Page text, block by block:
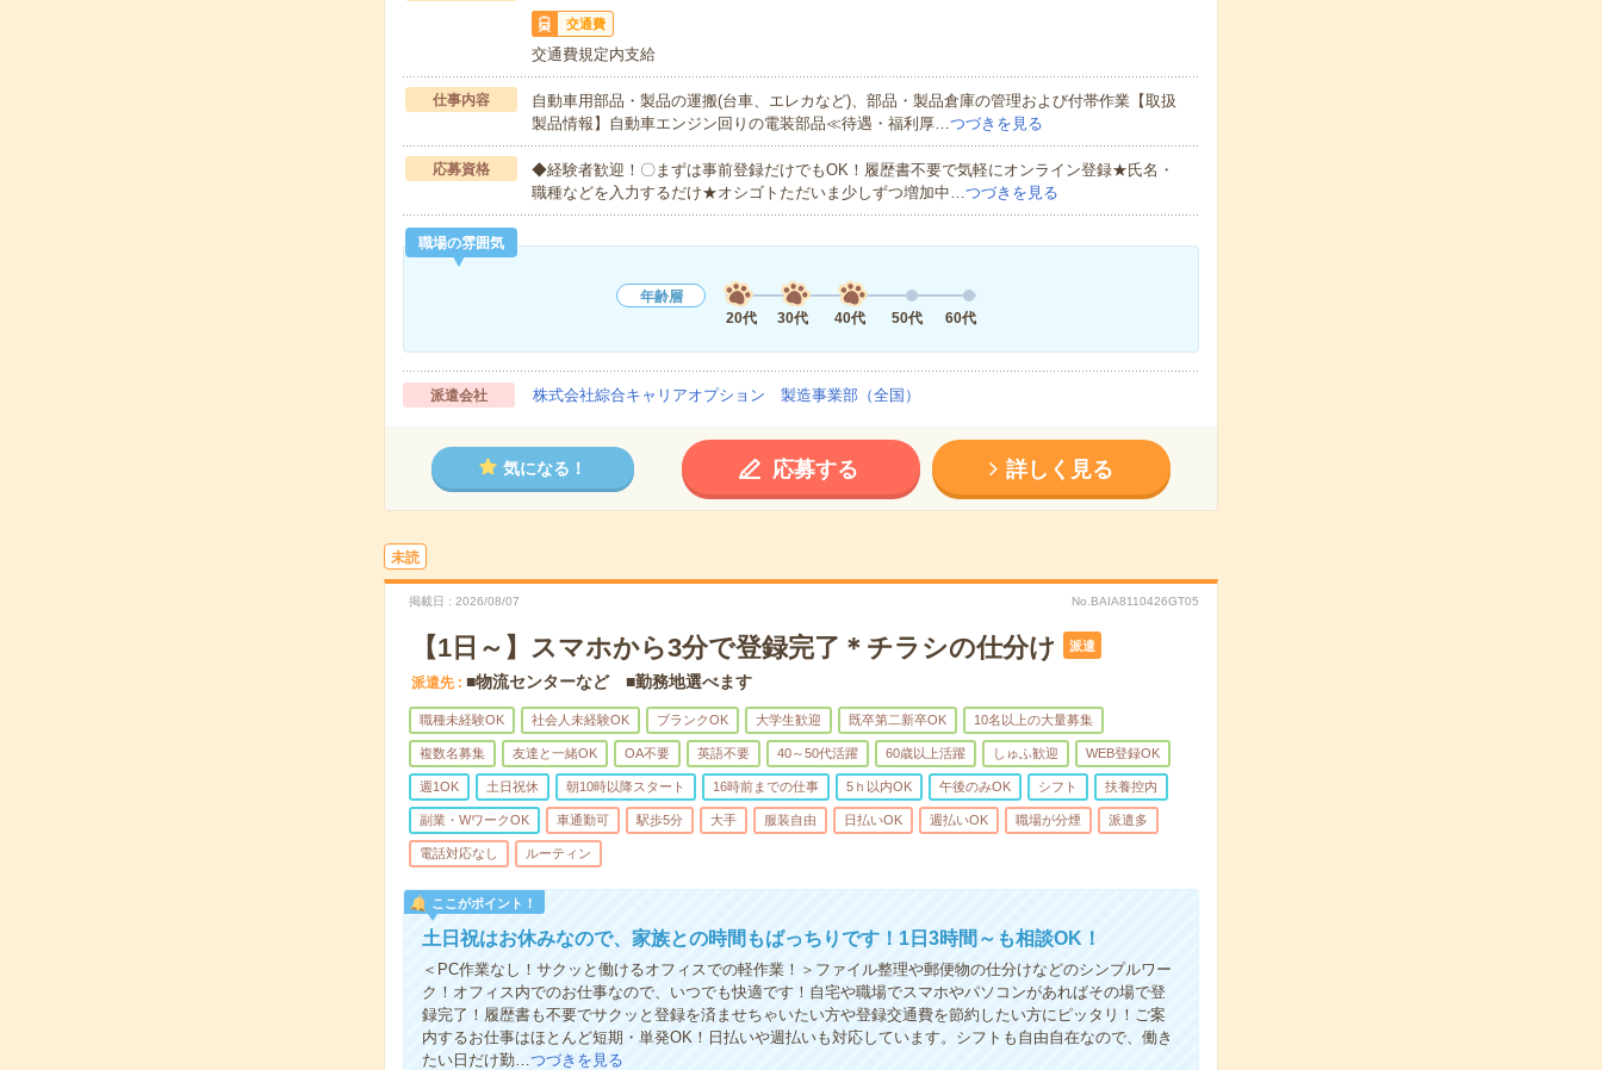
交通費
交通費規定内支給
仕事内容
自動車用部品・製品の運搬(台車、エレカなど)、部品・製品倉庫の管理および付帯作業【取扱
製品情報】自動車エンジン回りの電装部品≪待遇・福利厚…つづきを見る
応募資格
◆経験者歓迎！〇まずは事前登録だけでもOK！履歴書不要で気軽にオンライン登録★氏名・
職種などを入力するだけ★オシゴトただいま少しずつ増加中…つづきを見る
職場の雰囲気
年齢層
20代
30代 40代 50代 60代
派遣会社 株式会社綜合キャリアオプション 製造事業部（全国）
気になる！ 応募する 詳しく見る
未読
掲載日 2026/08/07 No.BAIA8110426GT05
【1日～】スマホから3分で登録完了＊チラシの仕分け 派遣
派遣先 ■物流センターなど ■勤務地選べます
職種未経験OK 社会人未経験OK ブランクOK 大学生歓迎 既卒第二新卒OK 10名以上の大量募集
複数名募集 友達と一緒OK OA不要 英語不要 40～50代活躍 60歳以上活躍 しゅふ歓迎 WEB登録OK
週1OK 土日祝休 朝10時以降スタート 16時前までの仕事 5ｈ以内OK 午後のみOK シフト 扶養控内
副業・WワークOK 車通勤可 駅歩5分 大手 服装自由 日払いOK 週払いOK 職場が分煙 派遣多
電話対応なし ルーティン
ここがポイント！
土日祝はお休みなので、家族との時間もばっちりです！1日3時間～も相談OK！
＜PC作業なし！サクッと働けるオフィスでの軽作業！＞ファイル整理や郵便物の仕分けなどのシンプルワー
ク！オフィス内でのお仕事なので、いつでも快適です！自宅や職場でスマホやパソコンがあればその場で登
録完了！履歴書も不要でサクッと登録を済ませちゃいたい方や登録交通費を節約したい方にピッタリ！ご案
内するお仕事はほとんど短期・単発OK！日払いや週払いも対応しています。シフトも自由自在なので、働き
たい日だけ勤…つづきを見る